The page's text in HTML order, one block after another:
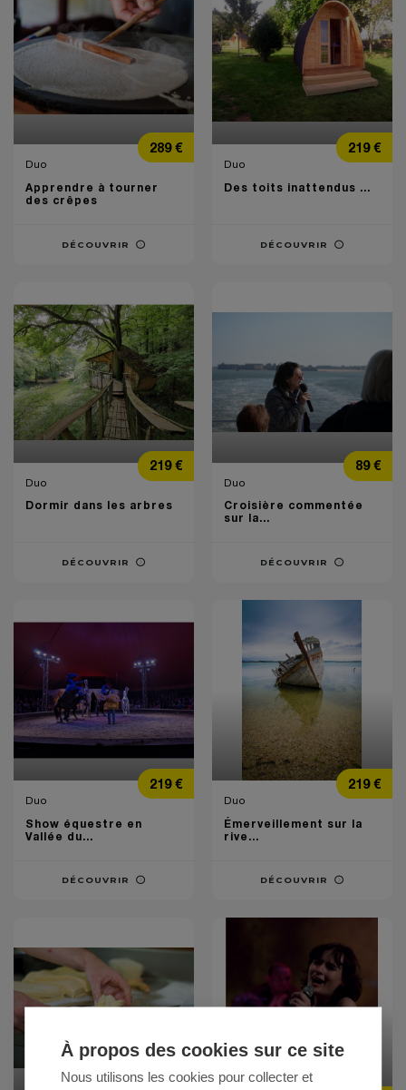
À propos des cookies sur ce site
Nous utilisons les cookies pour collecter et
Prix289 €
Duo
Apprendre à tourner
des crêpes
DÉCOUVRIR
Prix219 €
Duo
Des toits inattendus ...
DÉCOUVRIR
Prix219 €
Duo
Dormir dans les arbres
DÉCOUVRIR
Prix89 €
Duo
Croisière commentée
sur la...
DÉCOUVRIR
Prix219 €
Duo
Show équestre en
Vallée du...
DÉCOUVRIR
Prix219 €
Duo
Émerveillement sur la
rive...
DÉCOUVRIR